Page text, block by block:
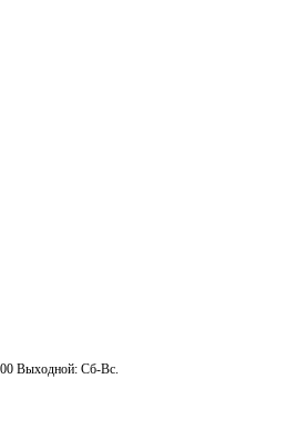
Выходной: Сб-Вс.